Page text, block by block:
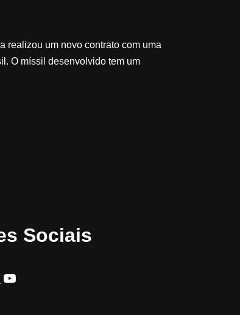
realizou um novo contrato com uma
O míssil desenvolvido tem um
Sociais